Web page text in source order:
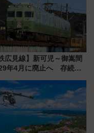
広見線】新可児～御嵩間
年4月に廃止へ 存続協